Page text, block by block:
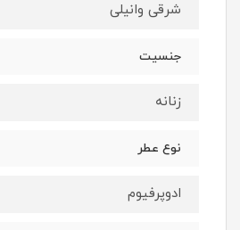
شرقى وانيلى
جنسيت
زنانه
نوع عطر
ادوپرفيوم